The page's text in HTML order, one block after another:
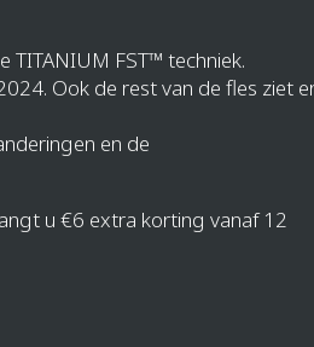
TITANIUM FST™ techniek.
Ook de rest van de fles ziet
en de
u €6 extra korting vanaf 12